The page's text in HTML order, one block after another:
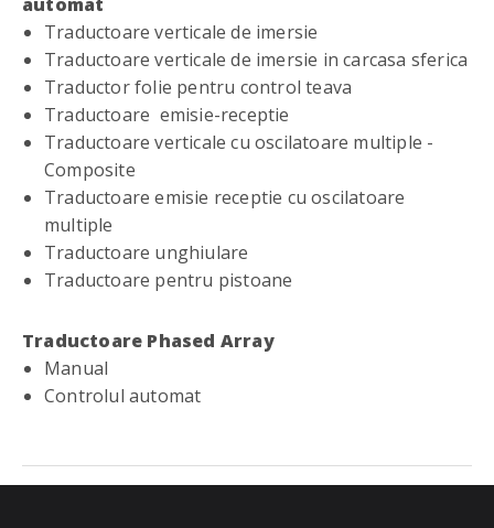
Traductoare verticale de imersie
Traductoare verticale de imersie in carcasa sferica
Traductor folie pentru control teava
Traductoare emisie-receptie
Traductoare verticale cu oscilatoare multiple -
Composite
Traductoare emisie receptie cu oscilatoare
multiple
Traductoare unghiulare
Traductoare pentru pistoane
Traductoare Phased Array
Manual
Controlul automat